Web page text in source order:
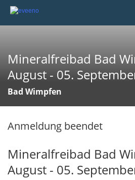
Mineralfreibad Bad
August - 05.
Bad Wimpfen
Anmeldung beendet
Mineralfreibad Bad
August - 05.